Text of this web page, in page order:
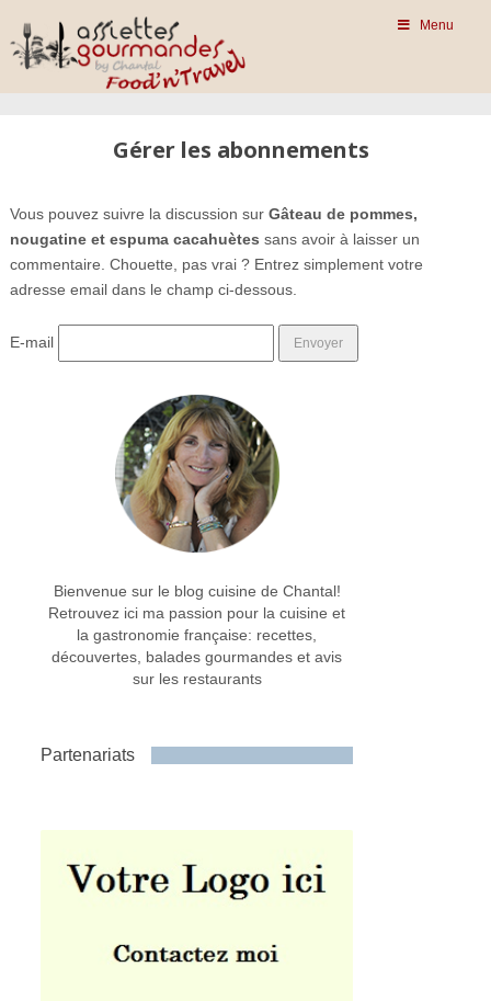
Menu
Gérer les abonnements
Vous pouvez suivre la discussion sur Gâteau de pommes,
nougatine et espuma cacahuètes sans avoir à laisser un
commentaire. Chouette, pas vrai ? Entrez simplement votre
adresse email dans le champ ci-dessous.
E-mail
Bienvenue sur le blog cuisine de Chantal!
Retrouvez ici ma passion pour la cuisine et
la gastronomie française: recettes,
découvertes, balades gourmandes et avis
sur les restaurants
Partenariats